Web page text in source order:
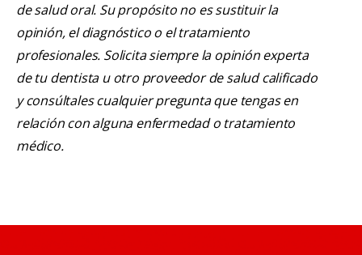
de salud oral. Su propósito no es sustituir la
opinión, el diagnóstico o el tratamiento
profesionales. Solicita siempre la opinión experta
de tu dentista u otro proveedor de salud calificado
y consúltales cualquier pregunta que tengas en
relación con alguna enfermedad o tratamiento
médico.